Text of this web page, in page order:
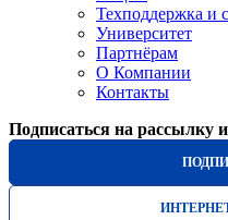
Техподдержка и
Университет
Партнёрам
О Компании
Контакты
Подписаться на рассылку